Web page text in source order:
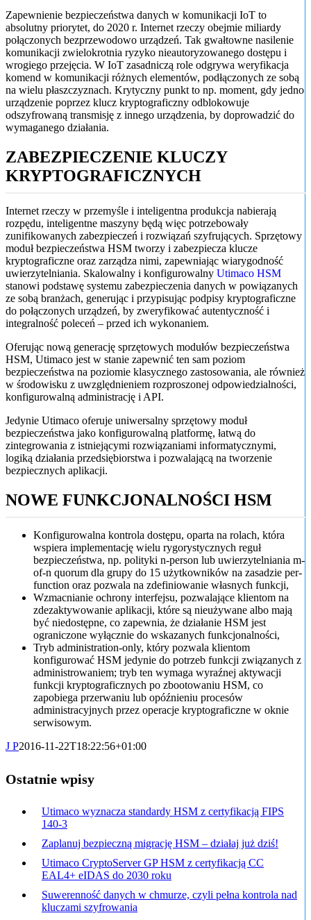
Zapewnienie bezpieczeństwa danych w komunikacji IoT to
absolutny priorytet, do 2020 r. Internet rzeczy obejmie miliardy
połączonych bezprzewodowo urządzeń. Tak gwałtowne nasilenie
komunikacji zwielokrotnia ryzyko nieautoryzowanego dostępu i
wrogiego przejęcia. W IoT zasadniczą role odgrywa weryfikacja
komend w komunikacji różnych elementów, podłączonych ze sobą
na wielu płaszczyznach. Krytyczny punkt to np. moment, gdy jedno
urządzenie poprzez klucz kryptograficzny odblokowuje
odszyfrowaną transmisję z innego urządzenia, by doprowadzić do
wymaganego działania.
ZABEZPIECZENIE KLUCZY
KRYPTOGRAFICZNYCH
Internet rzeczy w przemyśle i inteligentna produkcja nabierają
rozpędu, inteligentne maszyny będą więc potrzebowały
zunifikowanych zabezpieczeń i rozwiązań szyfrujących. Sprzętowy
moduł bezpieczeństwa HSM tworzy i zabezpiecza klucze
kryptograficzne oraz zarządza nimi, zapewniając wiarygodność
uwierzytelniania. Skalowalny i konfigurowalny Utimaco HSM
stanowi podstawę systemu zabezpieczenia danych w powiązanych
ze sobą branżach, generując i przypisując podpisy kryptograficzne
do połączonych urządzeń, by zweryfikować autentyczność i
integralność poleceń – przed ich wykonaniem.
Oferując nową generację sprzętowych modułów bezpieczeństwa
HSM, Utimaco jest w stanie zapewnić ten sam poziom
bezpieczeństwa na poziomie klasycznego zastosowania, ale również
w środowisku z uwzględnieniem rozproszonej odpowiedzialności,
konfigurowalną administrację i API.
Jedynie Utimaco oferuje uniwersalny sprzętowy moduł
bezpieczeństwa jako konfigurowalną platformę, łatwą do
zintegrowania z istniejącymi rozwiązaniami informatycznymi,
logiką działania przedsiębiorstwa i pozwalającą na tworzenie
bezpiecznych aplikacji.
NOWE FUNKCJONALNOŚCI HSM
Konfigurowalna kontrola dostępu, oparta na rolach, która
wspiera implementację wielu rygorystycznych reguł
bezpieczeństwa, np. polityki n-person lub uwierzytelniania m-
of-n quorum dla grupy do 15 użytkowników na zasadzie per-
function oraz pozwala na zdefiniowanie własnych funkcji,
Wzmacnianie ochrony interfejsu, pozwalające klientom na
zdezaktywowanie aplikacji, które są nieużywane albo mają
być niedostępne, co zapewnia, że działanie HSM jest
ograniczone wyłącznie do wskazanych funkcjonalności,
Tryb administration-only, który pozwala klientom
konfigurować HSM jedynie do potrzeb funkcji związanych z
administrowaniem; tryb ten wymaga wyraźnej aktywacji
funkcji kryptograficznych po zbootowaniu HSM, co
zapobiega przerwaniu lub opóźnieniu procesów
administracyjnych przez operacje kryptograficzne w oknie
serwisowym.
J P2016-11-22T18:22:56+01:00
Ostatnie wpisy
Utimaco wyznacza standardy HSM z certyfikacją FIPS
140-3
Zaplanuj bezpieczną migrację HSM – działaj już dziś!
Utimaco CryptoServer GP HSM z certyfikacją CC
EAL4+ eIDAS do 2030 roku
Suwerenność danych w chmurze, czyli pełna kontrola nad
kluczami szyfrowania